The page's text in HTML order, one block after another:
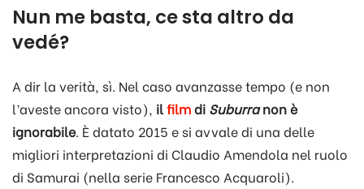
Nun me basta, ce sta altro da
vedé?
A dir la verità, sì. Nel caso avanzasse tempo (e non
l’aveste ancora visto), ilfilmdi Suburranon è
ignorabile. È datato 2015 e si avvale di una delle
migliori interpretazioni di Claudio Amendola nel ruolo
di Samurai (nella serie Francesco Acquaroli).